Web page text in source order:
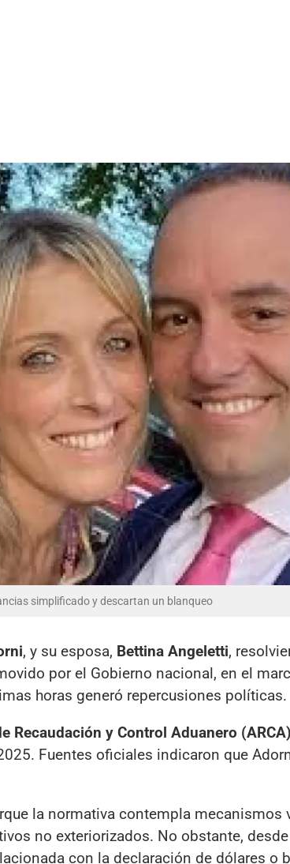
simplificado y descartan un blanqueo
, y su esposa, Bettina Angeletti,
por el Gobierno nacional, en el
horas generó repercusiones políticas.
Recaudación y Control Aduanero (ARCA)
Fuentes oficiales indicaron que
la normativa contempla mecanismos
no exteriorizados. No obstante,
con la declaración de dólares o